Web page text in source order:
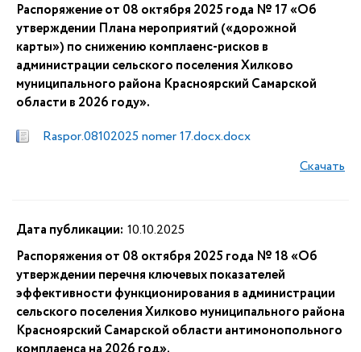
Распоряжение от 08 октября 2025 года № 17 «Об
утверждении Плана мероприятий («дорожной
карты») по снижению комплаенс-рисков в
администрации сельского поселения Хилково
муниципального района Красноярский Самарской
области в 2026 году».
Raspor.08102025 nomer 17.docx.docx
Скачать
Дата публикации: 10.10.2025
Распоряжения от 08 октября 2025 года № 18 «Об
утверждении перечня ключевых показателей
эффективности функционирования в администрации
сельского поселения Хилково муниципального района
Красноярский Самарской области антимонопольного